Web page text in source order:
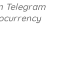
Telegram